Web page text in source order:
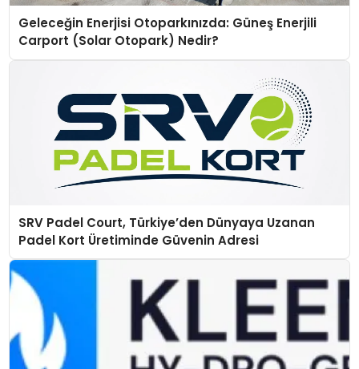
Geleceğin Enerjisi Otoparkınızda: Güneş Enerjili
Carport (Solar Otopark) Nedir?
SRV Padel Court, Türkiye’den Dünyaya Uzanan
Padel Kort Üretiminde Güvenin Adresi